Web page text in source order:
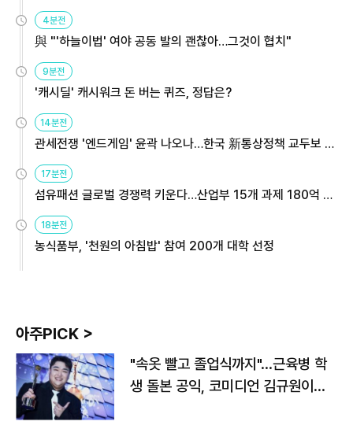
4분전
與 "'하늘이법' 여야 공동 발의 괜찮아…그것이 협치"
9분전
'캐시딜' 캐시워크 돈 버는 퀴즈, 정답은?
14분전
관세전쟁 '엔드게임' 윤곽 나오나…한국 新통상정책 교두보 활
용해야
17분전
섬유패션 글로벌 경쟁력 키운다…산업부 15개 과제 180억 지
원
18분전
농식품부, '천원의 아침밥' 참여 200개 대학 선정
아주PICK >
"속옷 빨고 졸업식까지"…근육병 학
생 돌본 공익, 코미디언 김규원이었